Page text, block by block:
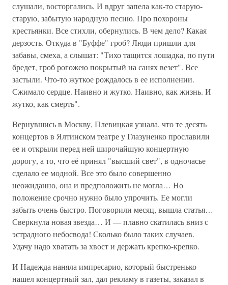
слушали, восторгались. И вдруг запела как-то старую-
старую, забытую народную песню. Про похороны
крестьянки. Все стихли, обернулись. В чем дело? Какая
дерзость. Откуда в "Буффе" гроб? Люди пришли для
забавы, смеха, а слышат: "Тихо тащится лошадка, по пути
бредет, гроб рогожею покрытый на санях везет". Все
застыли. Что-то жуткое рождалось в ее исполнении.
Сжимало сердце. Наивно и жутко. Наивно, как жизнь. И
жутко, как смерть".
Вернувшись в Москву, Плевицкая узнала, что те десять
концертов в Ялтинском театре у Глазуненко прославили
ее и открыли перед ней широчайшую концертную
дорогу, а то, что её принял "высший свет", в одночасье
сделало ее модной. Все это было совершенно
неожиданно, она и предположить не могла… Но
положение срочно нужно было упрочить. Ее могли
забыть очень быстро. Поговорили месяц, вышла статья…
Сверкнула новая звезда… И — плавно скатилась вниз с
эстрадного небосвода! Сколько было таких случаев.
Удачу надо хватать за хвост и держать крепко-крепко.
И Надежда наняла импресарио, который быстренько
нашел концертный зал, дал рекламу в газеты, заказал в